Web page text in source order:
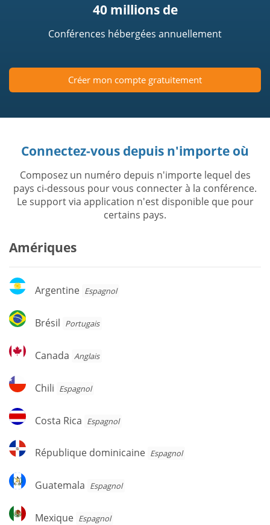
40 millions de
Conférences hébergées annuellement
Créer mon compte gratuitement
Connectez-vous depuis n'importe où
Composez un numéro depuis n'importe lequel des
pays ci-dessous pour vous connecter à la conférence.
Le support via application n'est disponible que pour
certains pays.
Amériques
Argentine
Argentine Espagnol
Brésil
Brésil Portugais
Canada
Canada Anglais
Chili
Chili Espagnol
Costa
Rica
Costa Rica Espagnol
République
dominicaine
République dominicaine Espagnol
Guatemala
Guatemala Espagnol
Mexique
Mexique Espagnol